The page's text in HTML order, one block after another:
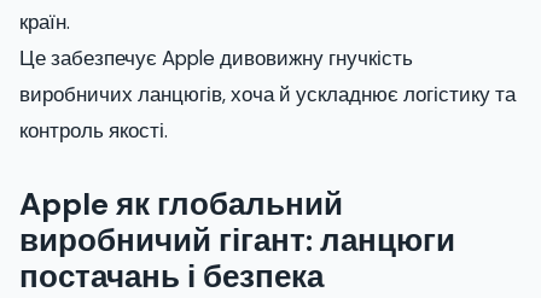
країн.
Це забезпечує Apple дивовижну гнучкість
виробничих ланцюгів, хоча й ускладнює логістику та
контроль якості.
Apple як глобальний
виробничий гігант: ланцюги
постачань і безпека